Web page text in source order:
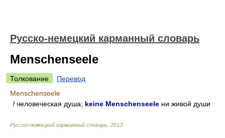
Русско-немецкий карманный словарь
Menschenseele
Толкование
Перевод
Menschenseele
fчеловеческая душа; keine Menschenseele ни живой души
Русско-немецкий карманный словарь 2013